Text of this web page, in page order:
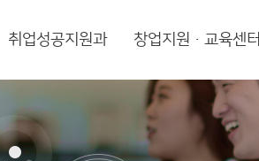
취업성공지원과 창업지원·교육센터